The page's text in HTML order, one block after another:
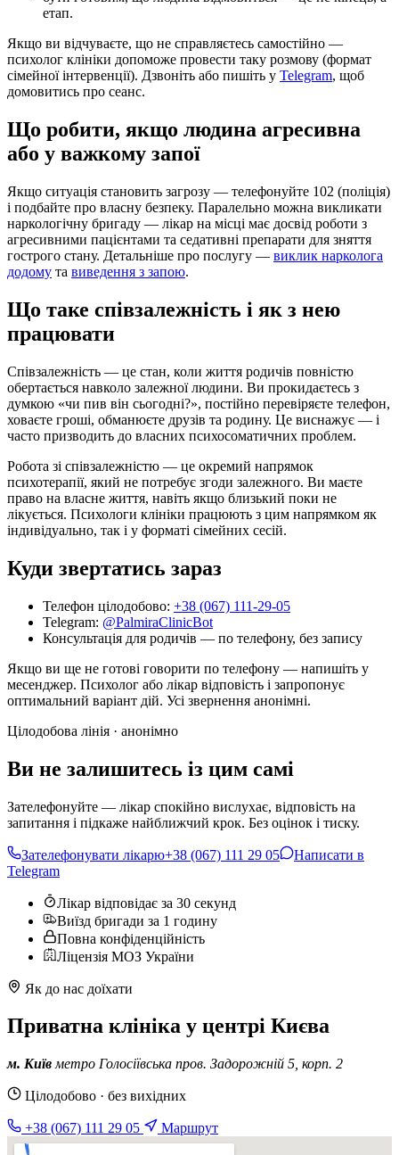
етап.
Якщо ви відчуваєте, що не справляєтесь самостійно —
психолог клініки допоможе провести таку розмову (формат
сімейної інтервенції). Дзвоніть або пишіть у Telegram, щоб
домовитись про сеанс.
Що робити, якщо людина агресивна
або у важкому запої
Якщо ситуація становить загрозу — телефонуйте 102 (поліція)
і подбайте про власну безпеку. Паралельно можна викликати
наркологічну бригаду — лікар на місці має досвід роботи з
агресивними пацієнтами та седативні препарати для зняття
гострого стану. Детальніше про послугу — виклик нарколога
додому та виведення з запою.
Що таке співзалежність і як з нею
працювати
Співзалежність — це стан, коли життя родичів повністю
обертається навколо залежної людини. Ви прокидаєтесь з
думкою «чи пив він сьогодні?», постійно перевіряєте телефон,
ховаєте гроші, обманюєте друзів та родину. Це виснажує — і
часто призводить до власних психосоматичних проблем.
Робота зі співзалежністю — це окремий напрямок
психотерапії, який не потребує згоди залежного. Ви маєте
право на власне життя, навіть якщо близький поки не
лікується. Психологи клініки працюють з цим напрямком як
індивідуально, так і у форматі сімейних сесій.
Куди звертатись зараз
Телефон цілодобово: +38 (067) 111-29-05
Telegram: @PalmiraClinicBot
Консультація для родичів — по телефону, без запису
Якщо ви ще не готові говорити по телефону — напишіть у
месенджер. Психолог або лікар відповість і запропонує
оптимальний варіант дій. Усі звернення анонімні.
Цілодобова лінія · анонімно
Ви не залишитесь із цим самі
Зателефонуйте — лікар спокійно вислухає, відповість на
запитання і підкаже найближчий крок. Без оцінок і тиску.
Зателефонувати лікарю+38 (067) 111 29 05
Написати в
Telegram
Лікар відповідає за 30 секунд
Виїзд бригади за 1 годину
Повна конфіденційність
Ліцензія МОЗ України
Як до нас доїхати
Приватна клініка у центрі Києва
м. Київ метро Голосіївська пров. Задорожній 5, корп. 2
Цілодобово · без вихідних
+38 (067) 111 29 05 Маршрут